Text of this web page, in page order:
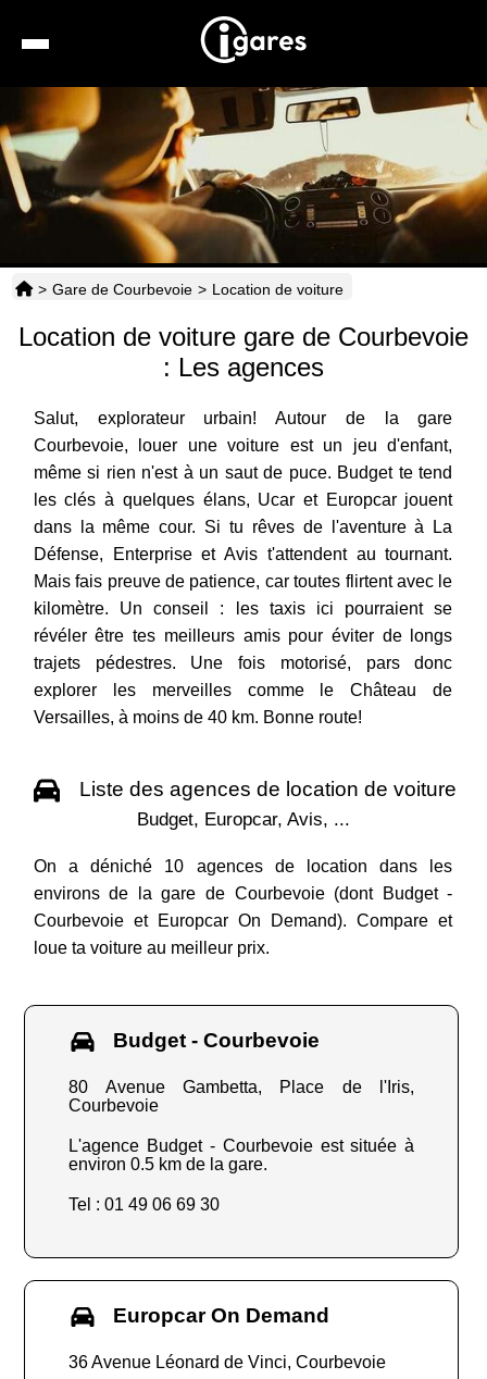
Recherche
Location de voiture
Hôtels
Taxis
Horaires
> Gare de Courbevoie > Location de voiture
Location de voiture gare de Courbevoie
: Les agences
Salut, explorateur urbain! Autour de la gare
Courbevoie, louer une voiture est un jeu d'enfant,
même si rien n'est à un saut de puce. Budget te tend
les clés à quelques élans, Ucar et Europcar jouent
dans la même cour. Si tu rêves de l'aventure à La
Défense, Enterprise et Avis t'attendent au tournant.
Mais fais preuve de patience, car toutes flirtent avec le
kilomètre. Un conseil : les taxis ici pourraient se
révéler être tes meilleurs amis pour éviter de longs
trajets pédestres. Une fois motorisé, pars donc
explorer les merveilles comme le Château de
Versailles, à moins de 40 km. Bonne route!
Liste des agences de location de voiture
Budget, Europcar, Avis, ...
On a déniché 10 agences de location dans les
environs de la gare de Courbevoie (dont Budget -
Courbevoie et Europcar On Demand). Compare et
loue ta voiture au meilleur prix.
Budget - Courbevoie
80 Avenue Gambetta, Place de l'Iris,
Courbevoie
L'agence Budget - Courbevoie est située à
environ 0.5 km de la gare.
Tel : 01 49 06 69 30
Europcar On Demand
36 Avenue Léonard de Vinci, Courbevoie